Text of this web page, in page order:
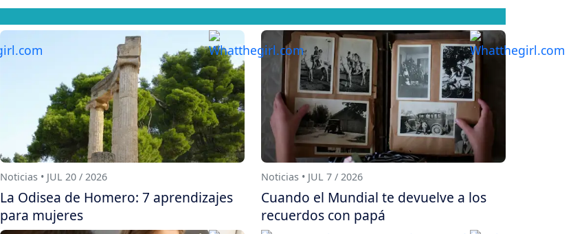
Noticias • JUL 20 / 2026
La Odisea de Homero: 7 aprendizajes
para mujeres
Noticias • JUL 7 / 2026
Cuando el Mundial te devuelve a los
recuerdos con papá